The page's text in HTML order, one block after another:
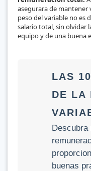
asegurara de mantener
peso del variable no es
salario total, sin olvidar
equipo y de una buena
LAS
DE LA
Descubra
buenas